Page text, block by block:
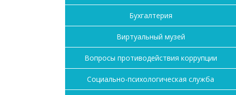
Бухгалтерия
Виртуальный музей
Вопросы противодействия коррупции
Социально-психологическая служба